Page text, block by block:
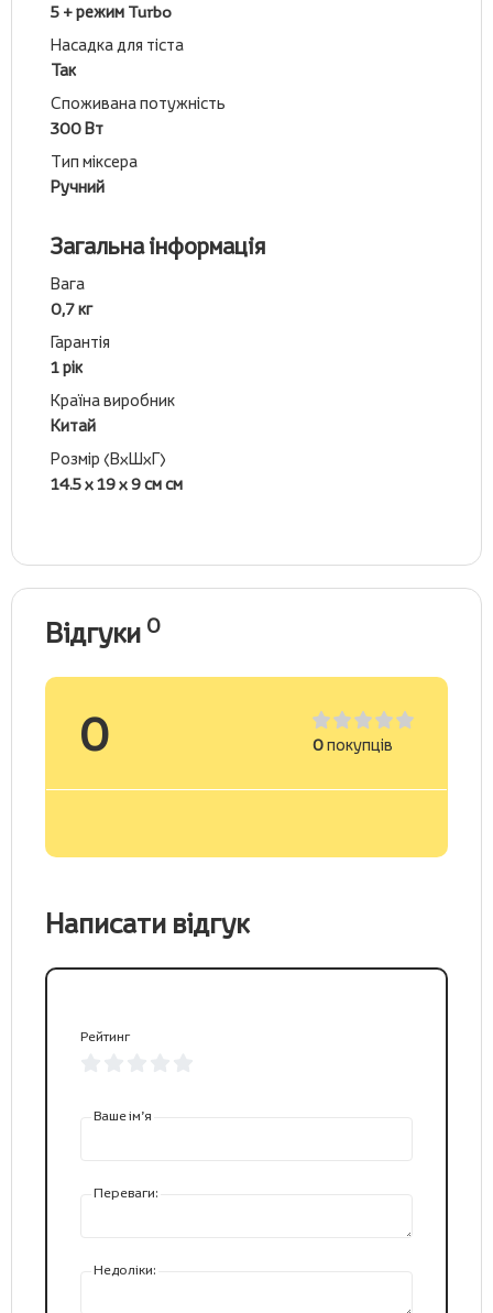
5 + режим Turbo
Насадка для тіста
Так
Споживана потужність
300 Вт
Тип міксера
Ручний
Загальна інформація
Вага
0,7 кг
Гарантія
1 рік
Країна виробник
Китай
Розмір (ВхШхГ)
14.5 х 19 х 9 см см
Відгуки 0
0 0покупців
Написати відгук
Рейтинг
Ваше ім’я
Переваги:
Недоліки: